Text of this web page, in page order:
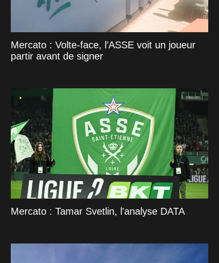
Mercato : Volte-face, l’ASSE voit un joueur
partir avant de signer
Mercato : Tamar Svetlin, l'analyse DATA